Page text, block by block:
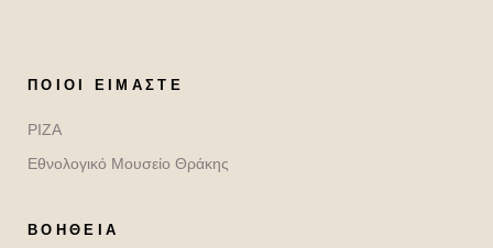
ΠΟΙΟΙ ΕΊΜΑΣΤΕ
ΡΙΖΑ
Εθνολογικό Μουσείο Θράκης
ΒΟΉΘΕΙΑ